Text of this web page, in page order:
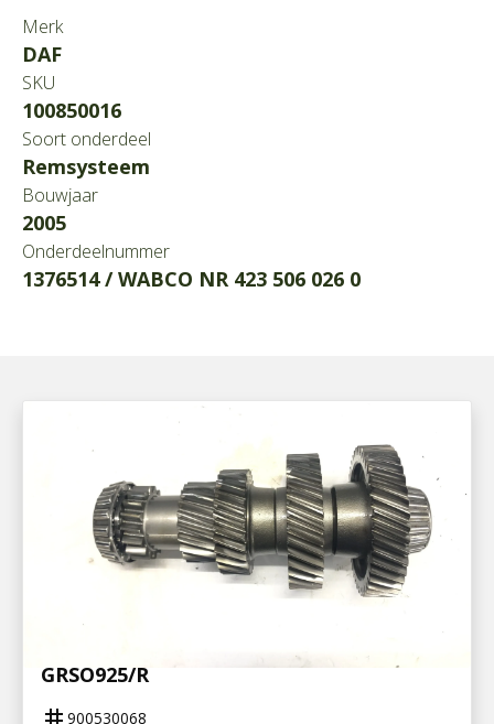
Merk
DAF
SKU
100850016
Soort onderdeel
Remsysteem
Bouwjaar
2005
Onderdeelnummer
1376514 / WABCO NR 423 506 026 0
900530068
NEVENAS GRS895/R, GRS/GRSO905/R,
GRSO925/R
tag 900530068